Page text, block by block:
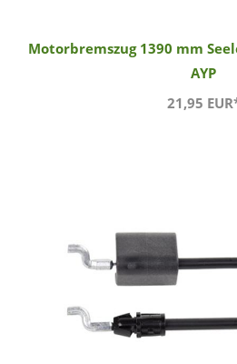
Motorbremszug 1390 mm
AYP
21,95